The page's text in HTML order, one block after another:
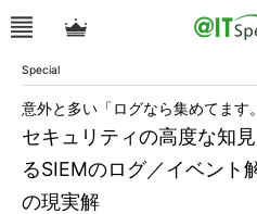
Special
セキュリティの高度な知
るSIEMのログ／イベント
の現実解
意外と多い「ログなら集めてま